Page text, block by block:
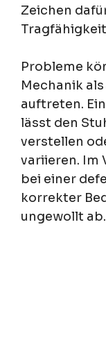
Zeichen
Probleme
Mechanik
auftreten.
lässt den
verstellen
variieren. Im
bei einer
korrekter
ungewollt ab.